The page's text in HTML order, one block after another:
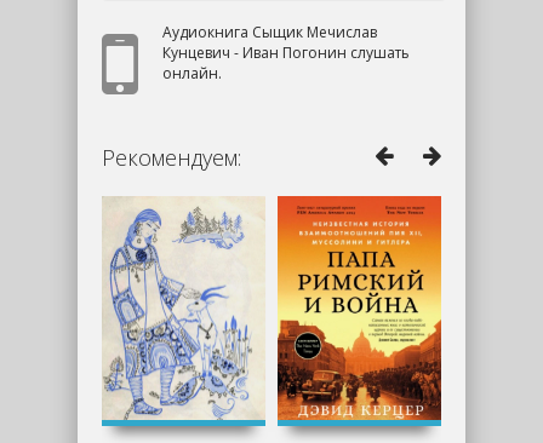
Аудиокнига Cыщик Мечислав
Кунцевич - Иван Погонин слушать
онлайн.
Рекомендуем: